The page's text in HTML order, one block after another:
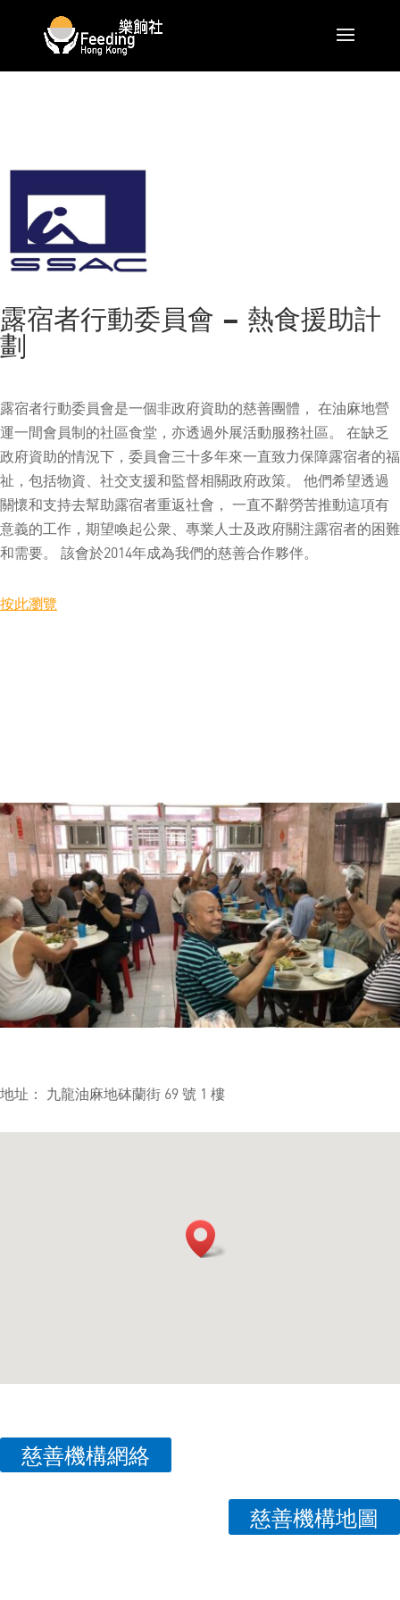
露宿者行動委員會 – 熱食援助計
劃
露宿者行動委員會是一個非政府資助的慈善團體， 在油麻地營
運一間會員制的社區食堂，亦透過外展活動服務社區。 在缺乏
政府資助的情況下，委員會三十多年來一直致力保障露宿者的福
祉，包括物資、社交支援和監督相關政府政策。 他們希望透過
關懷和支持去幫助露宿者重返社會， 一直不辭勞苦推動這項有
意義的工作，期望喚起公衆、專業人士及政府關注露宿者的困難
和需要。 該會於2014年成為我們的慈善合作夥伴。
按此瀏覽
地址： 九龍油麻地砵蘭街 69 號 1 樓
慈善機構網絡
慈善機構地圖